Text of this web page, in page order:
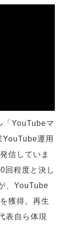
「YouTubeマ
運用
信していま
回程度と決し
、YouTube
獲得。再生
表自ら体現